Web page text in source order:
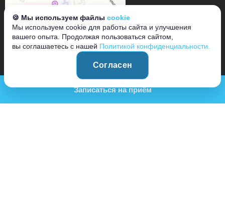
Записаться на приём
(+) увеличить
🍪 Мы используем файлы cookie
Мы используем cookie для работы сайта и улучшения
вашего опыта. Продолжая пользоваться сайтом,
вы соглашаетесь с нашей Политикой конфиденциальности.
Согласен